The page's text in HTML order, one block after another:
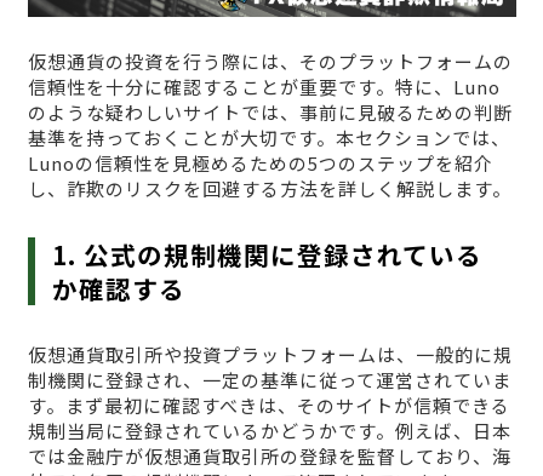
仮想通貨の投資を行う際には、そのプラットフォームの
信頼性を十分に確認することが重要です。特に、Luno
のような疑わしいサイトでは、事前に見破るための判断
基準を持っておくことが大切です。本セクションでは、
Lunoの信頼性を見極めるための5つのステップを紹介
し、詐欺のリスクを回避する方法を詳しく解説します。
1. 公式の規制機関に登録されている
か確認する
仮想通貨取引所や投資プラットフォームは、一般的に規
制機関に登録され、一定の基準に従って運営されていま
す。まず最初に確認すべきは、そのサイトが信頼できる
規制当局に登録されているかどうかです。例えば、日本
では金融庁が仮想通貨取引所の登録を監督しており、海